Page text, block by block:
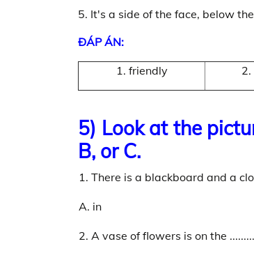
5. It's a side of the face, below
ĐÁP ÁN:
1. friendly 2.
5) Look at the
B, or C.
1. There is a blackboard and a
A. in
2. A vase of flowers is on the